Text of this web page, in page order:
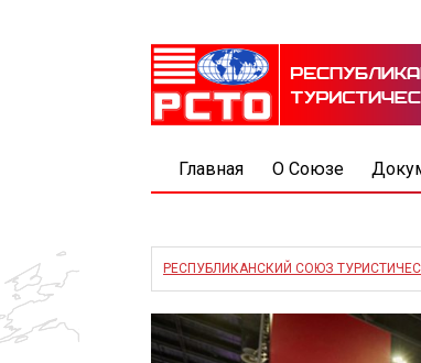
Главная О Союзе
РЕСПУБЛИКАНСКИЙ СОЮЗ